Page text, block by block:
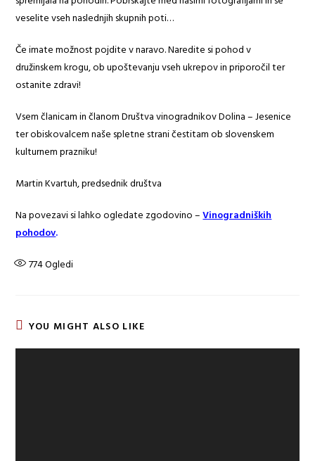
veselite vseh naslednjih skupnih poti…
Če imate možnost pojdite v naravo. Naredite si pohod v
družinskem krogu, ob upoštevanju vseh ukrepov in priporočil ter
ostanite zdravi!
Vsem članicam in članom Društva vinogradnikov Dolina – Jesenice
ter obiskovalcem naše spletne strani čestitam ob slovenskem
kulturnem prazniku!
Martin Kvartuh, predsednik društva
Na povezavi si lahko ogledate zgodovino –Vinogradniških
pohodov.
774Ogledi
YOU MIGHT ALSO LIKE